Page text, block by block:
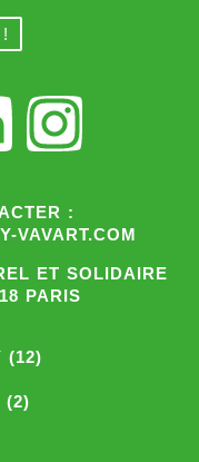
:
VAVART.COM
ET SOLIDAIRE
PARIS
(12)
(2)